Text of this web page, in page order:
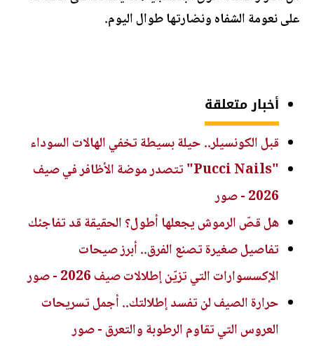
على نعومة الشفاه ونضارتها طوال اليوم.
أخبار متعلقة
قبل الكونسيلر.. حيلة بسيطة تخفي الهالات السوداء
"Pucci Nails" تتصدر موضة الأظافر في صيف
2026 - صور
هل قصّ الرموش يجعلها أطول؟ الحقيقة قد تفاجئك
تفاصيل صغيرة تصنع الفرق.. أبرز صيحات
الإكسسوارات التي تزيّن إطلالات صيف 2026 - صور
حرارة الصيف لن تفسد إطلالتك.. أجمل تسريحات
العروس التي تقاوم الرطوبة والتعرق - صور